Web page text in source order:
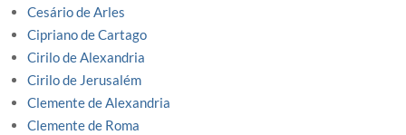
Cesário de Arles
Cipriano de Cartago
Cirilo de Alexandria
Cirilo de Jerusalém
Clemente de Alexandria
Clemente de Roma